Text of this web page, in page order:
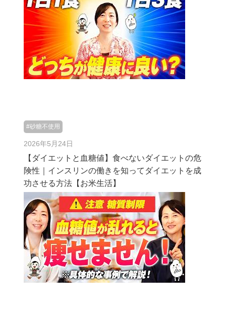
#砂糖不使用
2026年5月24日
【ダイエットと血糖値】食べないダイエットの危
険性｜インスリンの働きを知ってダイエットを成
功させる方法【お米生活】